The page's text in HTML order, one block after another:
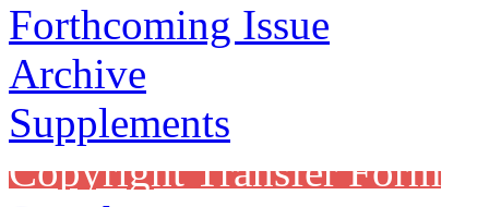
Forthcoming Issue
Archive
Supplements
Copyright Transfer Form